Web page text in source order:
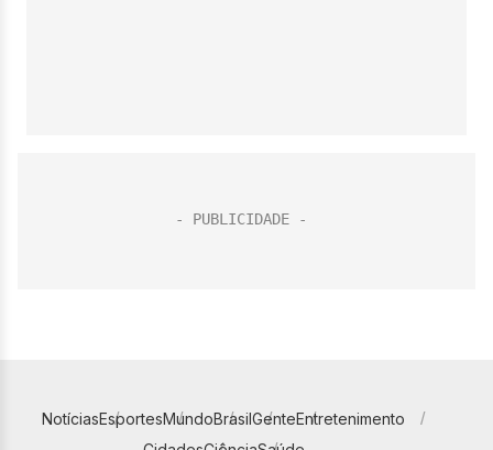
NotíciasEsportesMundoBrasilGenteEntretenimento